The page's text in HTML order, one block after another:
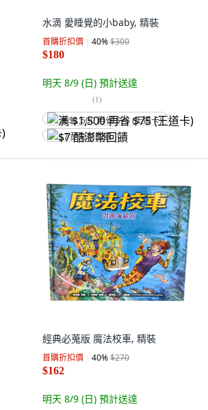
水滴 愛睡覺的小baby, 精裝
首購折扣價 40%$300
$180
明天 8/9 (日) 預計送達
(1)
满 $1,500 再省 $75 (王道卡)
$7 酷澎幣回饋
經典必蒐版 魔法校車, 精裝
首購折扣價 40%$270
$162
明天 8/9 (日) 預計送達